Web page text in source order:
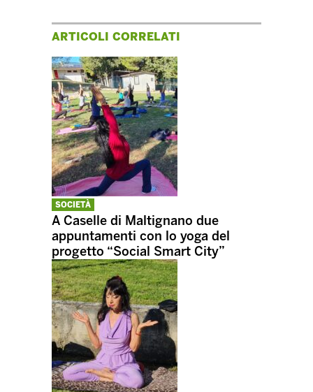
ARTICOLI CORRELATI
SOCIETÀ
A Caselle di Maltignano due
appuntamenti con lo yoga del
progetto “Social Smart City”